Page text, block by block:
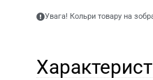
Увага! Кольри товару на